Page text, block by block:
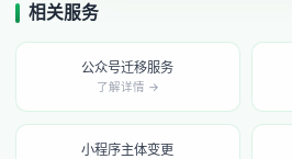
相关服务
公众号迁移服务
了解详情 →
小程序主体变更